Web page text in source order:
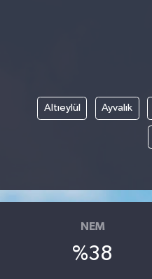
Altıeylül Ayvalık
NEM
%38